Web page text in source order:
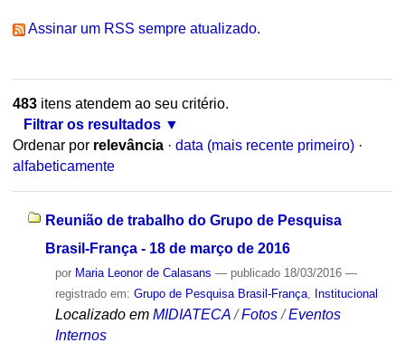
Assinar um RSS sempre atualizado.
483itens atendem ao seu critério.
Filtrar os resultados
Ordenar por relevância · data (mais recente primeiro) ·
alfabeticamente
Reunião de trabalho do Grupo de Pesquisa
Brasil-França - 18 de março de 2016
por Maria Leonor de Calasans — publicado18/03/2016 —
registrado em: Grupo de Pesquisa Brasil-França, Institucional
Localizado em MIDIATECA /Fotos /Eventos
Internos